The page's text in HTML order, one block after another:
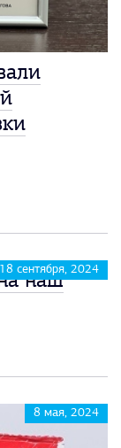
18 сентября, 2024
наш
8 мая, 2024